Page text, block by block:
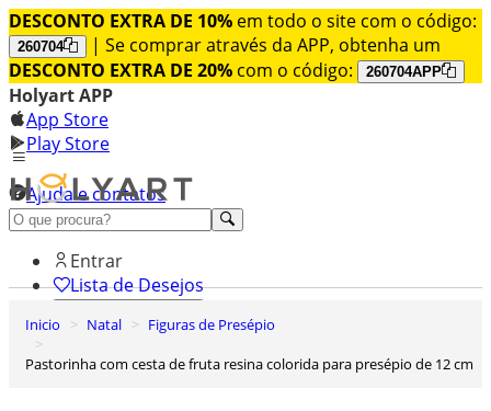
DESCONTO EXTRA DE 10% em todo o site com o código:
260704
| Se comprar através da APP, obtenha um
DESCONTO EXTRA DE 20% com o código: 260704APP
Holyart APP
App Store
Play Store
Ajuda e contatos
Conheça premium
Entrar
Lista de Desejos
Inicio Natal
Figuras de Presépio
Pastorinha com cesta de fruta resina colorida para presépio de 12 cm